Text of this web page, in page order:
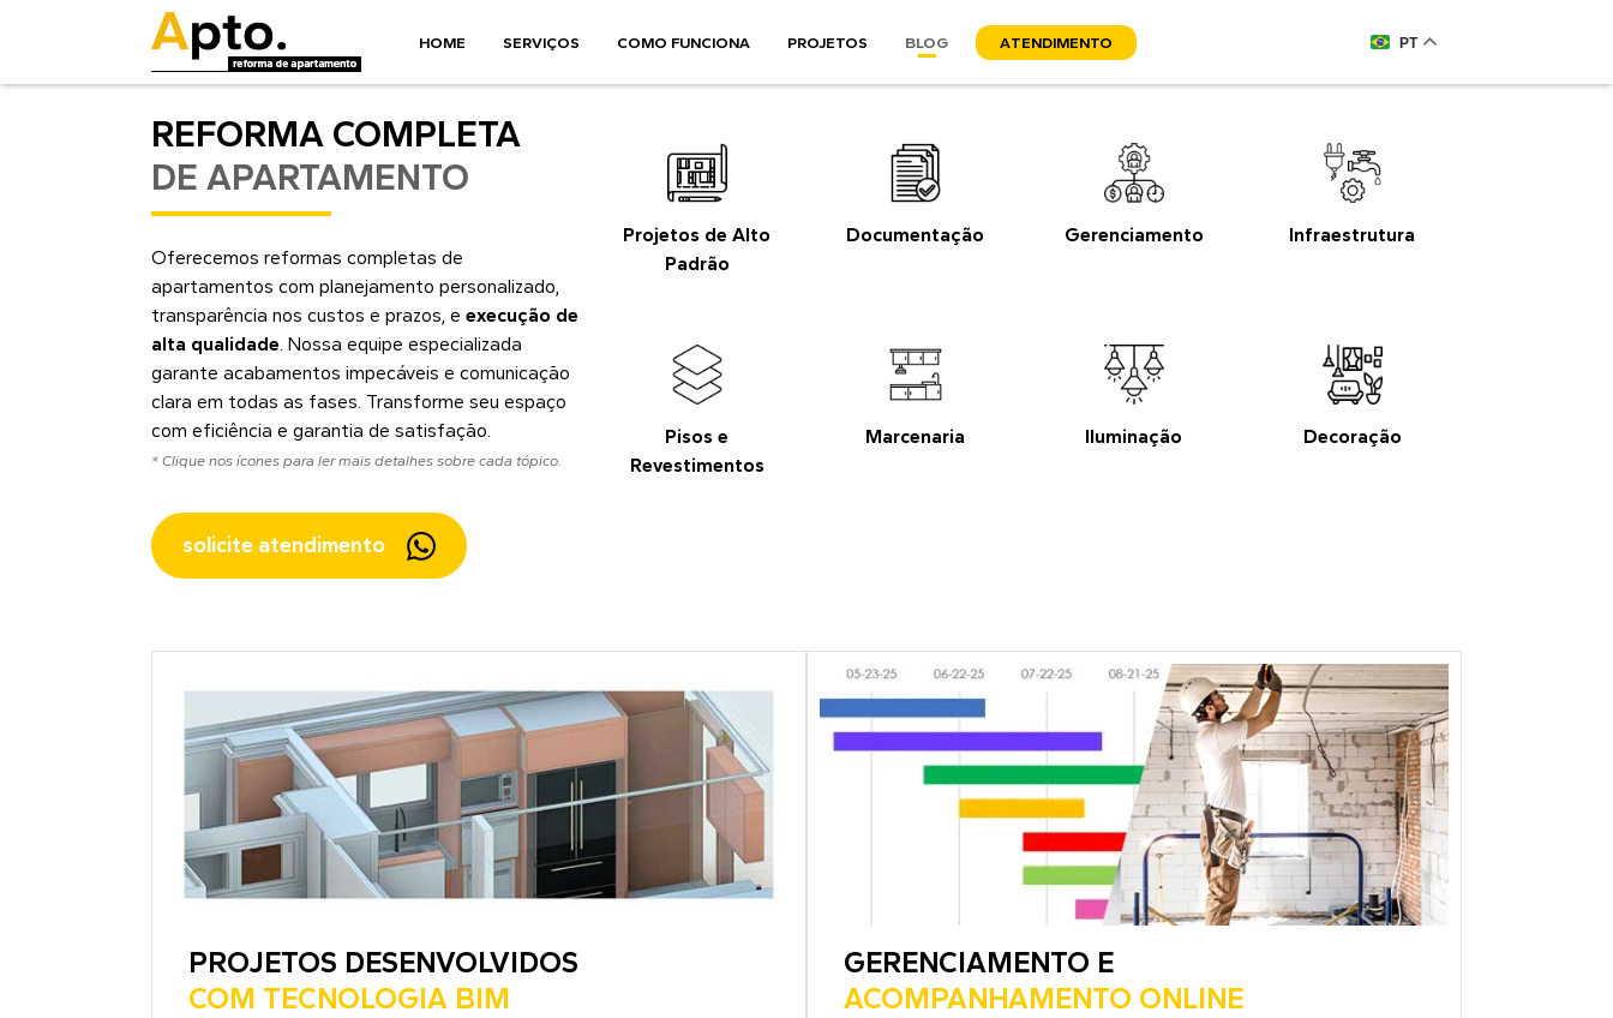
HOME SERVIÇOS COMO FUNCIONA PROJETOS BLOG ATENDIMENTO PT
REFORMA COMPLETA
DE APARTAMENTO
Oferecemos reformas completas de
apartamentos com planejamento personalizado,
transparência nos custos e prazos, e execução de
alta qualidade. Nossa equipe especializada
garante acabamentos impecáveis e comunicação
clara em todas as fases. Transforme seu espaço
com eficiência e garantia de satisfação.
* Clique nos ícones para ler mais detalhes sobre cada tópico.
solicite atendimento
Projetos de Alto
Padrão
Documentação Gerenciamento Infraestrutura
Pisos e
Revestimentos
Marcenaria Iluminação Decoração
PROJETOS DESENVOLVIDOS
COM TECNOLOGIA BIM
GERENCIAMENTO E
ACOMPANHAMENTO ONLINE